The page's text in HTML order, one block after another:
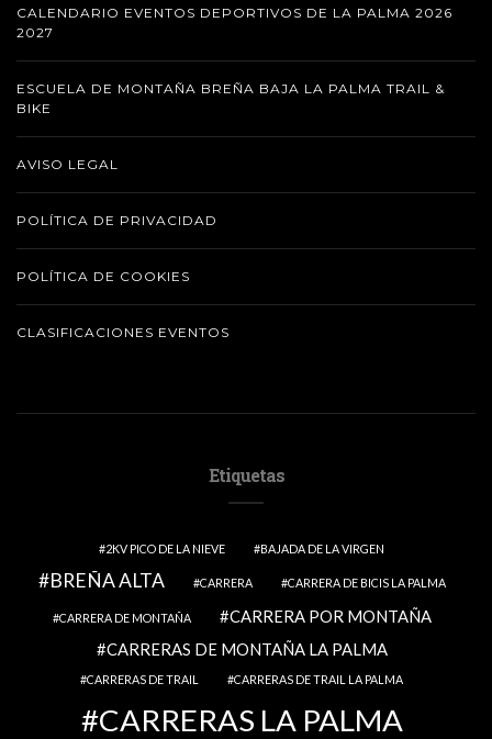
CALENDARIO EVENTOS DEPORTIVOS DE LA PALMA 2026
2027
ESCUELA DE MONTAÑA BREÑA BAJA LA PALMA TRAIL &
BIKE
AVISO LEGAL
POLÍTICA DE PRIVACIDAD
POLÍTICA DE COOKIES
CLASIFICACIONES EVENTOS
Etiquetas
2KV PICO DE LA NIEVE BAJADA DE LA VIRGEN
BREÑA ALTA CARRERA CARRERA DE BICIS LA PALMA
CARRERA DE MONTAÑA
CARRERA POR MONTAÑA
CARRERAS DE MONTAÑA LA PALMA
CARRERAS DE TRAIL CARRERAS DE TRAIL LA PALMA
CARRERAS LA PALMA